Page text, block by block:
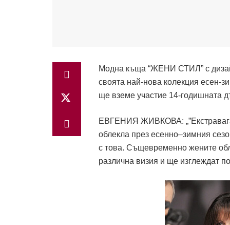
Модна къща “ЖЕНИ СТИЛ” с
своята най-нова колекция есен-
ще вземе участие 14-годишната
ЕВГЕНИЯ ЖИВКОВА:
облекла през есенно–зимния
с това. Същевременно жените
различна визия и ще изглеждат